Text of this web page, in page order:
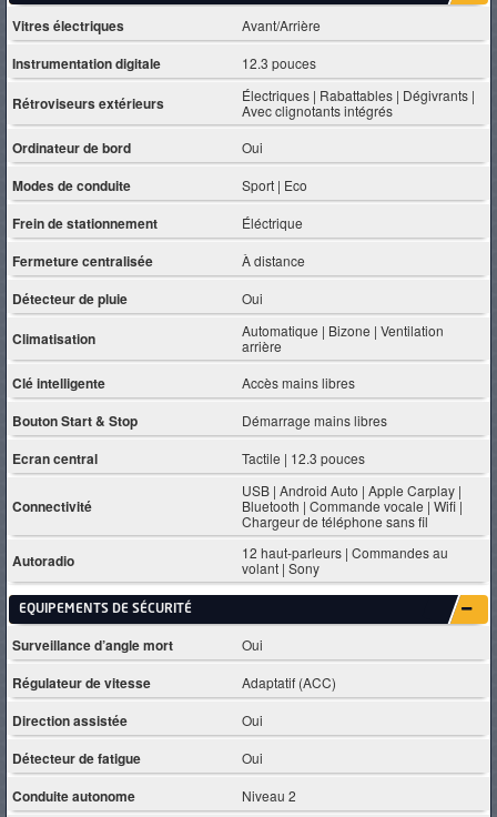
Vitres électriques Avant/Arrière
Instrumentation digitale 12.3 pouces
Rétroviseurs extérieurs
Électriques | Rabattables | Dégivrants |
Avec clignotants intégrés
Ordinateur de bord Oui
Modes de conduite Sport | Eco
Frein de stationnement Éléctrique
Fermeture centralisée À distance
Détecteur de pluie Oui
Climatisation
Automatique | Bizone | Ventilation
arrière
Clé intelligente Accès mains libres
Bouton Start & Stop Démarrage mains libres
Ecran central Tactile | 12.3 pouces
Connectivité
USB | Android Auto | Apple Carplay |
Bluetooth | Commande vocale | Wifi |
Chargeur de téléphone sans fil
Autoradio
12 haut-parleurs | Commandes au
volant | Sony
EQUIPEMENTS DE SÉCURITÉ
Surveillance d’angle mort Oui
Régulateur de vitesse Adaptatif (ACC)
Direction assistée Oui
Détecteur de fatigue Oui
Conduite autonome Niveau 2